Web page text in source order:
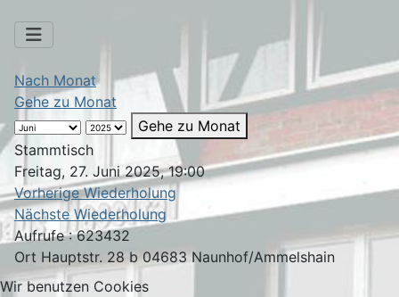
Nach Monat
Gehe zu Monat
Gehe zu Monat
Stammtisch
Freitag, 27. Juni 2025, 19:00
Vorherige Wiederholung
Nächste Wiederholung
Aufrufe: 623432
Ort Hauptstr. 28 b 04683 Naunhof/Ammelshain
Wir benutzen Cookies